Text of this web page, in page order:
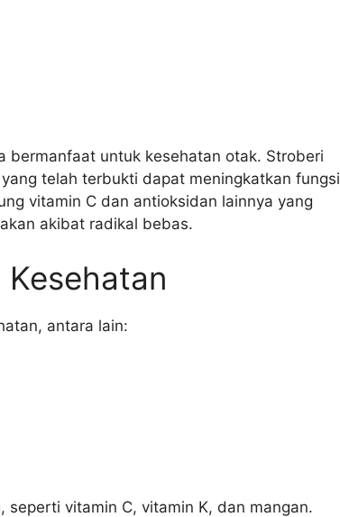
bermanfaat untuk kesehatan otak. Stroberi
telah terbukti dapat meningkatkan fungsi
vitamin C dan antioksidan lainnya yang
akibat radikal bebas.
antara lain:
vitamin C, vitamin K, dan mangan.